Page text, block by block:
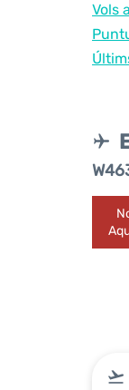
Vols